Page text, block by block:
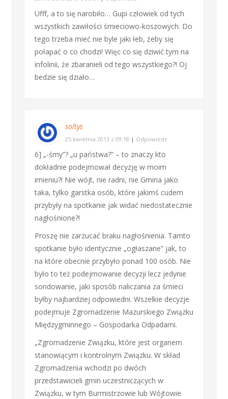
Ufff, a to się narobiło… Gupi człowiek od tych
wszystkich zawiłości śmieciowo-koszowych. Do
tego trzeba mieć nie byle jaki łeb, żeby się
połapać o co chodzi! Więc co się dziwić tym na
infolinii, że zbaranieli od tego wszystkiego?! Oj
bedzie się działo…
soltys
25 kwietnia 2013 z 09:18 | Odpowiedz
6] „-śmy”? „u państwa?” – to znaczy kto
dokładnie podejmował decyzję w moim
imieniu?! Nie wójt, nie radni, nie Gmina jako
taka, tylko garstka osób, które jakimś cudem
przybyły na spotkanie jak widać niedostatecznie
nagłośnione?!
Proszę nie zarzucać braku nagłośnienia. Tamto
spotkanie było identycznie „ogłaszane” jak, to
na które obecnie przybyło ponad 100 osób. Nie
było to też podejmowanie decyzji lecz jedynie
sondowanie, jaki sposób naliczania za śmieci
byłby najbardziej odpowiedni. Wszelkie decyzje
podejmuje Zgromadzenie Mazurskiego Związku
Międzygminnego – Gospodarka Odpadami.
„Zgromadzenie Związku, które jest organem
stanowiącym i kontrolnym Związku. W skład
Zgromadzenia wchodzi po dwóch
przedstawicieli gmin uczestniczących w
Związku, w tym Burmistrzowie lub Wójtowie